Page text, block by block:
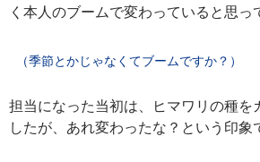
く本人のブームで変わっていると思っ
（季節とかじゃなくてブームですか？）
担当になった当初は、ヒマワリの種を
したが、あれ変わったな？という印象